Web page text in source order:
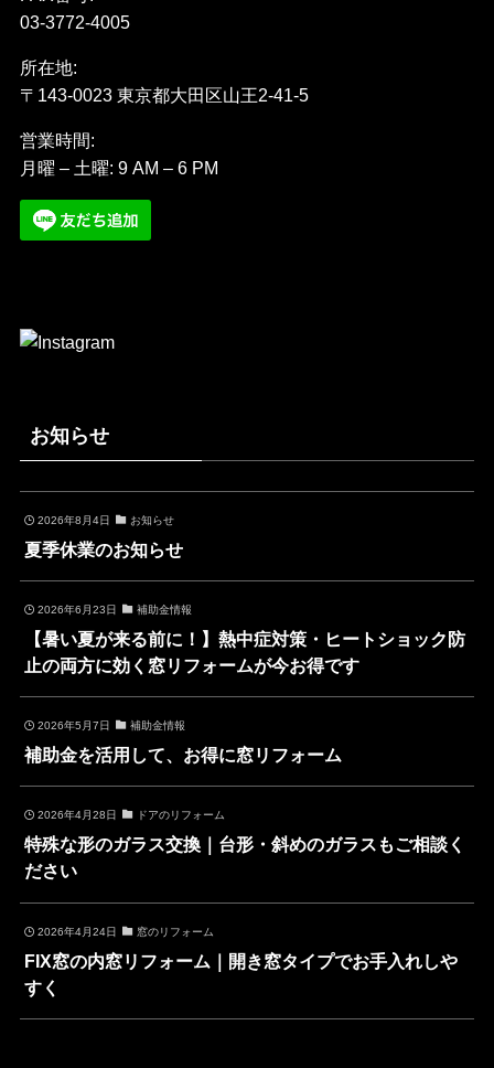
03-3772-4005
所在地:
〒143-0023 東京都大田区山王2-41-5
営業時間:
月曜 – 土曜: 9 AM – 6 PM
お知らせ
2026年8月4日 お知らせ
夏季休業のお知らせ
2026年6月23日 補助金情報
【暑い夏が来る前に！】熱中症対策・ヒートショック防
止の両方に効く窓リフォームが今お得です
2026年5月7日 補助金情報
補助金を活用して、お得に窓リフォーム
2026年4月28日 ドアのリフォーム
特殊な形のガラス交換｜台形・斜めのガラスもご相談く
ださい
2026年4月24日 窓のリフォーム
FIX窓の内窓リフォーム｜開き窓タイプでお手入れしや
すく